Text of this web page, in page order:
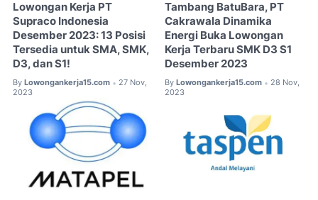
Lowongan Kerja PT
Supraco Indonesia
Desember 2023: 13 Posisi
Tersedia untuk SMA, SMK,
D3, dan S1!
By Lowongankerja15.com • 27 Nov,
2023
Tambang BatuBara, PT
Cakrawala Dinamika
Energi Buka Lowongan
Kerja Terbaru SMK D3 S1
Desember 2023
By Lowongankerja15.com • 28 Nov,
2023